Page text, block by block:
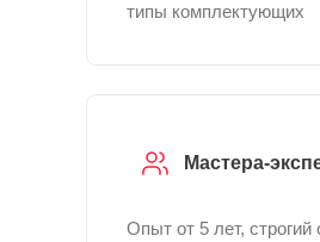
типы комплектующих
Мастера-
Опыт от 5 лет, строгий